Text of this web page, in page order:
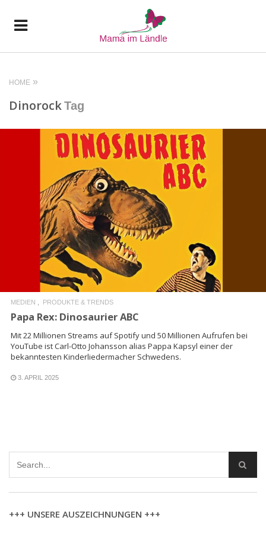
HOME
DinorockTag
READ MORE
MEDIEN PRODUKTE & TRENDS
Papa Rex: Dinosaurier ABC
Mit 22 Millionen Streams auf Spotify und 50 Millionen Aufrufen bei
YouTube ist Carl-Otto Johansson alias Pappa Kapsyl einer der
bekanntesten Kinderliedermacher Schwedens.
3. APRIL 2025
+++ UNSERE AUSZEICHNUNGEN +++